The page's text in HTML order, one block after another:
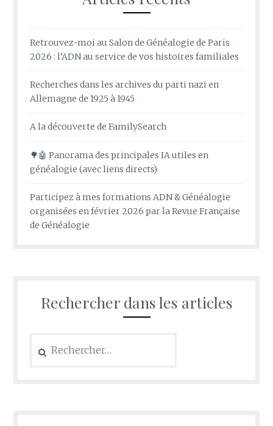
Retrouvez-moi au Salon de Généalogie de Paris
2026 : l’ADN au service de vos histoires familiales
Recherches dans les archives du parti nazi en
Allemagne de 1925 à 1945
A la découverte de FamilySearch
🌳🤖 Panorama des principales IA utiles en
généalogie (avec liens directs)
Participez à mes formations ADN & Généalogie
organisées en février 2026 par la Revue Française
de Généalogie
Rechercher dans les articles